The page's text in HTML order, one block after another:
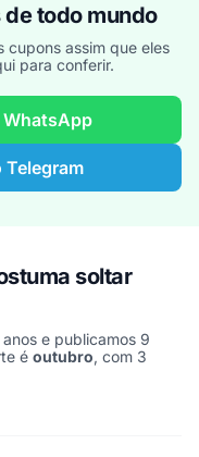
todo mundo
cupons assim que eles
para conferir.
Telegram
soltar
e publicamos 9
é outubro, com 3
por mês, somando os